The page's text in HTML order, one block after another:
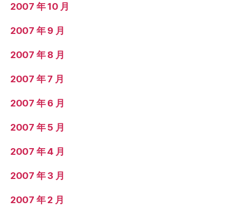
2007 年 10 月
2007 年 9 月
2007 年 8 月
2007 年 7 月
2007 年 6 月
2007 年 5 月
2007 年 4 月
2007 年 3 月
2007 年 2 月